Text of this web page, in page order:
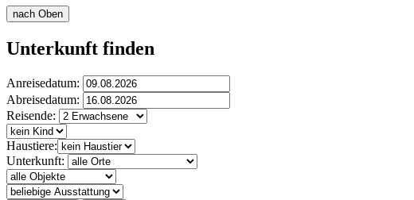
nach Oben
Unterkunft finden
Anreisedatum:
Abreisedatum:
Reisende:
Haustiere:
Unterkunft: